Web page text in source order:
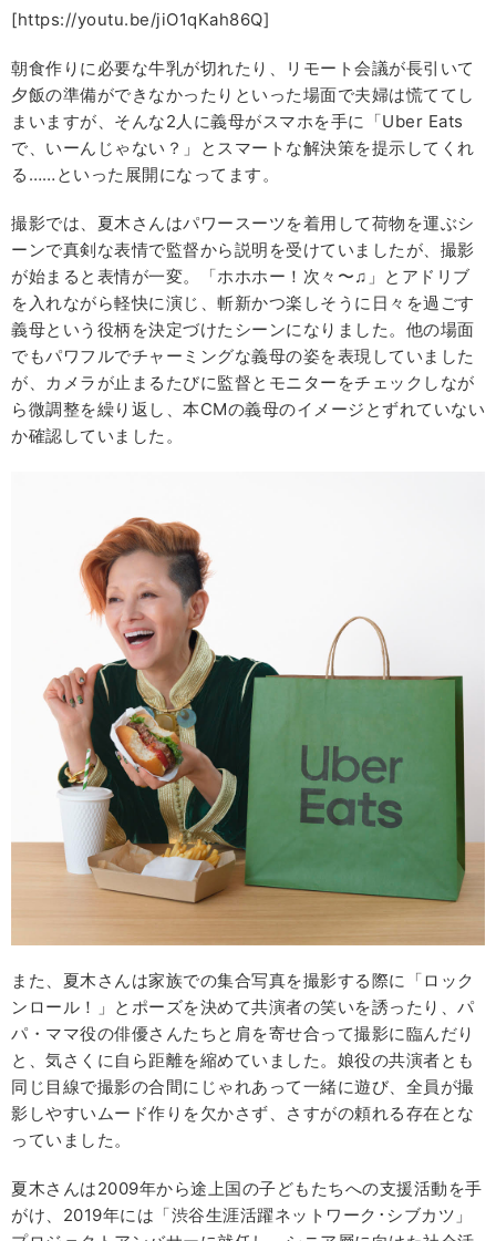
[https://youtu.be/jiO1qKah86Q]
朝食作りに必要な牛乳が切れたり、リモート会議が長引いて
夕飯の準備ができなかったりといった場面で夫婦は慌ててし
まいますが、そんな2人に義母がスマホを手に「Uber Eats
で、いーんじゃない？」とスマートな解決策を提示してくれ
る……といった展開になってます。
撮影では、夏木さんはパワースーツを着用して荷物を運ぶシ
ーンで真剣な表情で監督から説明を受けていましたが、撮影
が始まると表情が一変。「ホホホー！次々〜♫」とアドリブ
を入れながら軽快に演じ、斬新かつ楽しそうに日々を過ごす
義母という役柄を決定づけたシーンになりました。他の場面
でもパワフルでチャーミングな義母の姿を表現していました
が、カメラが止まるたびに監督とモニターをチェックしなが
ら微調整を繰り返し、本CMの義母のイメージとずれていない
か確認していました。
また、夏木さんは家族での集合写真を撮影する際に「ロック
ンロール！」とポーズを決めて共演者の笑いを誘ったり、パ
パ・ママ役の俳優さんたちと肩を寄せ合って撮影に臨んだり
と、気さくに自ら距離を縮めていました。娘役の共演者とも
同じ目線で撮影の合間にじゃれあって一緒に遊び、全員が撮
影しやすいムード作りを欠かさず、さすがの頼れる存在とな
っていました。
夏木さんは2009年から途上国の子どもたちへの支援活動を手
がけ、2019年には「渋谷生涯活躍ネットワーク･シブカツ」